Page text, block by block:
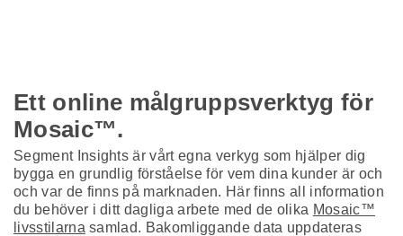
Ett online målgruppsverktyg för
Mosaic™.
Segment Insights är vårt egna verkyg som hjälper dig
bygga en grundlig förståelse för vem dina kunder är och
och var de finns på marknaden. Här finns all information
du behöver i ditt dagliga arbete med de olika Mosaic™
livsstilarna samlad. Bakomliggande data uppdateras